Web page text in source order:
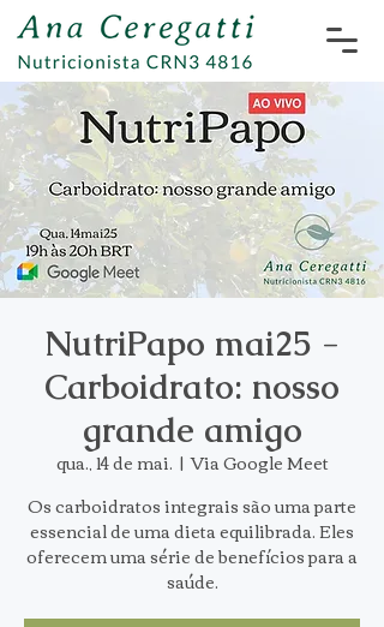
NutriPapo mai25 -
Carboidrato: nosso
grande amigo
qua., 14 de mai.
  |
Via Google Meet
Os carboidratos integrais são uma parte
essencial de uma dieta equilibrada. Eles
oferecem uma série de benefícios para a
saúde.